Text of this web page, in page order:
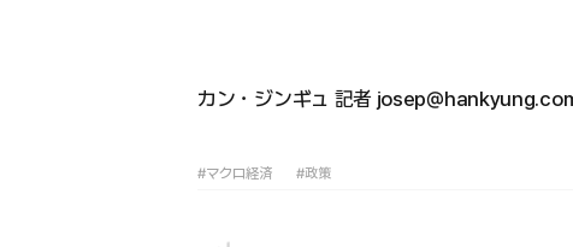
カン・ジンギュ 記者
#マクロ経済 #政策